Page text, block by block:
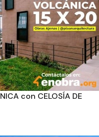
con CELOSÍA DE